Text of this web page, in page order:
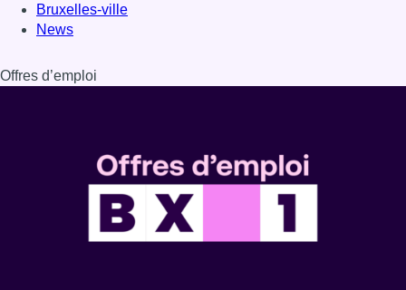
Bruxelles-ville
News
Offres d’emploi